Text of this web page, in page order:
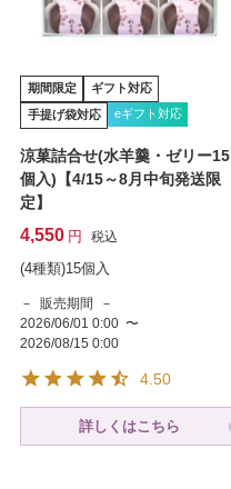
期間限定 ギフト対応
手提げ袋対応 eギフト対応
涼菓詰合せ(水羊羹・ゼリー15
個入)【4/15～8月中旬発送限
定】
4,550 税込
(4種類)15個入
販売期間
2026/06/01 0:00 〜
2026/08/15 0:00
4.50
詳しくはこちら